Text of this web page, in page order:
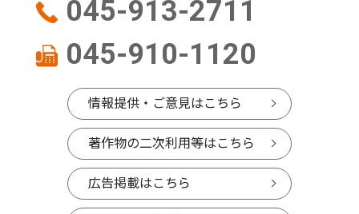
045-913-2711
045-910-1120
情報提供・ご意見はこちら
著作物の二次利用等はこちら
広告掲載はこちら